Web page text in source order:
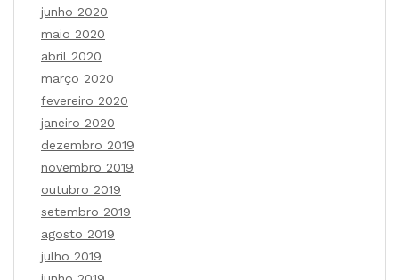
junho 2020
maio 2020
abril 2020
março 2020
fevereiro 2020
janeiro 2020
dezembro 2019
novembro 2019
outubro 2019
setembro 2019
agosto 2019
julho 2019